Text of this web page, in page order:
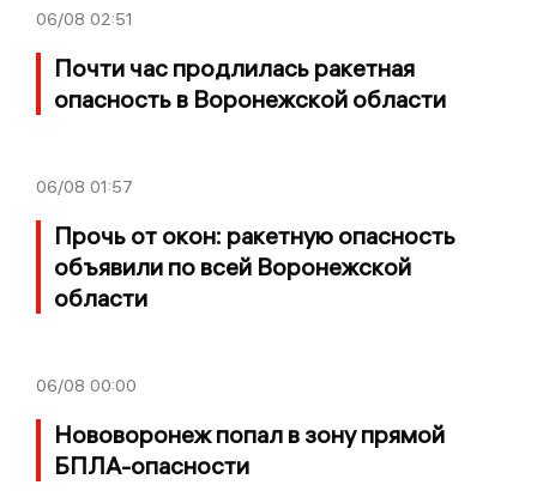
06/08 02:51
Почти час продлилась ракетная
опасность в Воронежской области
06/08 01:57
Прочь от окон: ракетную опасность
объявили по всей Воронежской
области
06/08 00:00
Нововоронеж попал в зону прямой
БПЛА-опасности